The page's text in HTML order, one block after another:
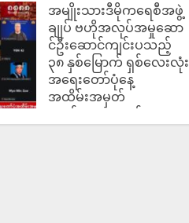
အမျိုးသားဒီမိုကရေစီအဖွဲ့
ချုပ် ဗဟိုအလုပ်အမှုဆော
င်ဦးဆောင်ကျင်းပသည့်
၃၈ နှစ်မြောက် ရှစ်လေးလုံး
အရေးတော်ပုံနေ့
အထိမ်းအမှတ်
အခမ်းအနား ကျင်းပ